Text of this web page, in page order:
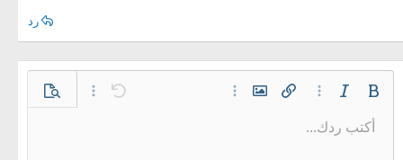
رد
غامق مائل خيارات إضافية…
إدراج رابطإدراج صورةخيارات إضافية… تراجع خيارات إضافية…
معاينة
حجم الخط
9
لون النصعائلة الخط الإبتسامات
إقتباسميديا إعادة تبديل الـ BB codeإزالة التنسيقأكتب ردك...